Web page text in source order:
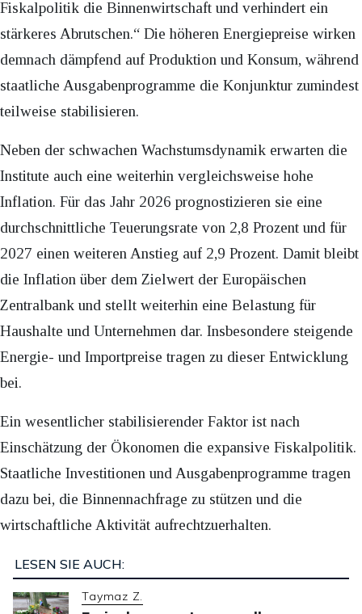
Fiskalpolitik die Binnenwirtschaft und verhindert ein
stärkeres Abrutschen.“ Die höheren Energiepreise wirken
demnach dämpfend auf Produktion und Konsum, während
staatliche Ausgabenprogramme die Konjunktur zumindest
teilweise stabilisieren.
Neben der schwachen Wachstumsdynamik erwarten die
Institute auch eine weiterhin vergleichsweise hohe
Inflation. Für das Jahr 2026 prognostizieren sie eine
durchschnittliche Teuerungsrate von 2,8 Prozent und für
2027 einen weiteren Anstieg auf 2,9 Prozent. Damit bleibt
die Inflation über dem Zielwert der Europäischen
Zentralbank und stellt weiterhin eine Belastung für
Haushalte und Unternehmen dar. Insbesondere steigende
Energie- und Importpreise tragen zu dieser Entwicklung
bei.
Ein wesentlicher stabilisierender Faktor ist nach
Einschätzung der Ökonomen die expansive Fiskalpolitik.
Staatliche Investitionen und Ausgabenprogramme tragen
dazu bei, die Binnennachfrage zu stützen und die
wirtschaftliche Aktivität aufrechtzuerhalten.
LESEN SIE AUCH:
Taymaz Z.